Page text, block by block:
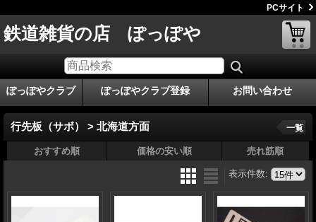
PCサイト
鉄道雑貨の店 ぽっぽや
ぽっぽやクラブ ぽっぽやクラブ登録 お問い合わせ
行先板（サボ） > 北海道方面 一覧
おすすめ順 価格の安い順 売れ筋順
表示件数: